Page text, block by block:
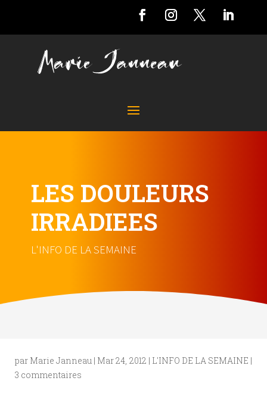
LES DOULEURS
IRRADIEES
L'INFO DE LA SEMAINE
par Marie Janneau | Mar 24, 2012 | L'INFO DE LA SEMAINE |
3 commentaires